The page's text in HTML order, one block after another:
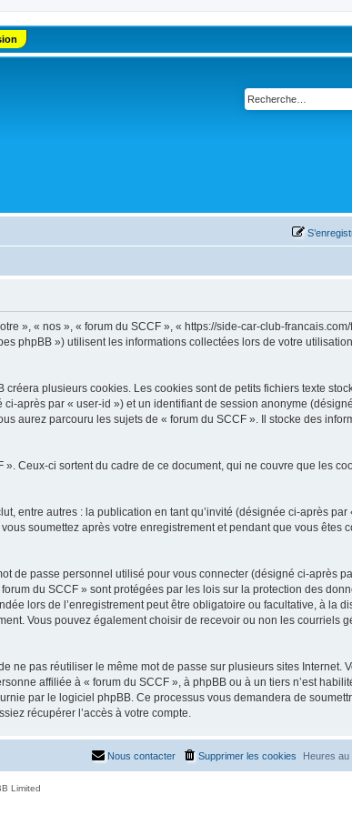
», « nos », « forum du SCCF », « https://side-car-club-
phpBB ») utilisent les informations collectées lors de votre
plusieurs cookies. Les cookies sont de petits fichiers texte
après par « user-id ») et un identifiant de session anonyme
aurez parcouru les sujets de « forum du SCCF ». Il stocke des
Ceux-ci sortent du cadre de ce document, qui ne couvre que les
entre autres : la publication en tant qu’invité (désignée ci-après par
soumettez après votre enregistrement et pendant que vous êtes
de passe personnel utilisé pour vous connecter (désigné ci-après
du SCCF » sont protégées par les lois sur la protection des
lors de l’enregistrement peut être obligatoire ou facultative, à la
Vous pouvez également choisir de recevoir ou non les courriels
ne pas réutiliser le même mot de passe sur plusieurs sites Internet.
affiliée à « forum du SCCF », à phpBB ou à un tiers n’est
par le logiciel phpBB. Ce processus vous demandera de
récupérer l’accès à votre compte.
Heures au
Supprimer les cookies
Nous contacter
Limited